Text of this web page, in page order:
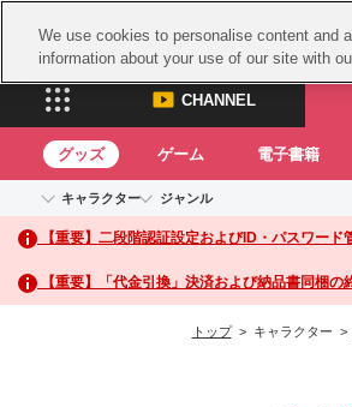
CHANNEL
CHANNEL
ASOBI CHANNEL TOP
グッズ ゲーム 電子書籍
キャラクター
アイドルマスターシリーズ
アイドルマスター
アイドルマスター シンデレラガ
アイドルマスター ミリオンライ
ジャンル
イベントグッズ
トイ・ホビー
【重要】二段階認証設定およびID・パスワード
【重要】「代金引換」決済および納品書同梱の
トップ> キャラクター >
We use cookies to personalise content and
information about your use of our site with